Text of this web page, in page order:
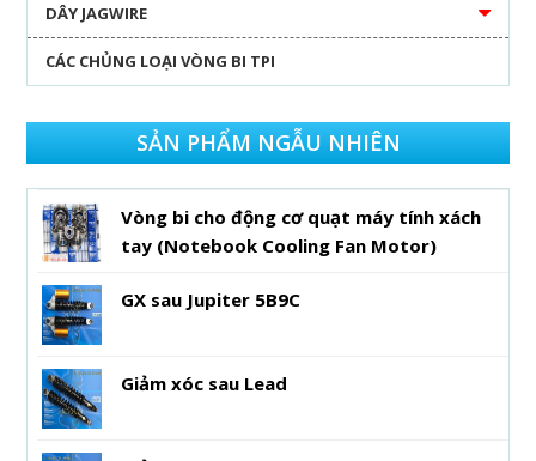
DÂY JAGWIRE
CÁC CHỦNG LOẠI VÒNG BI TPI
SẢN PHẨM NGẪU NHIÊN
Vòng bi cho động cơ quạt máy tính xách
tay (Notebook Cooling Fan Motor)
GX sau Jupiter 5B9C
Giảm xóc sau Lead